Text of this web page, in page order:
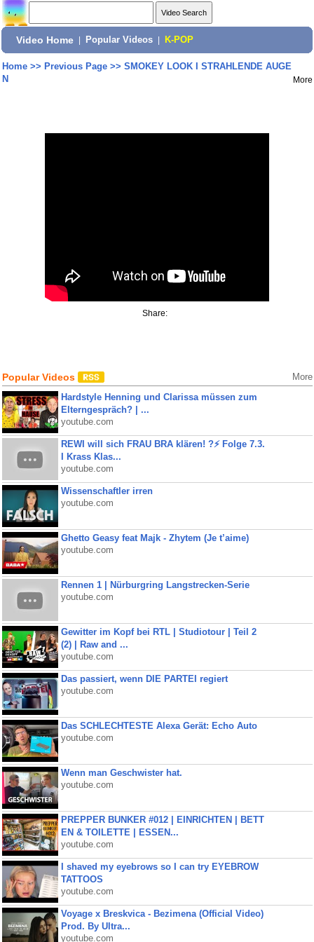
Video Home Popular Videos K-POP
Home>> Previous Page>> SMOKEY LOOK I STRAHLENDE AUGE
N
More
Share:
Popular Videos More
Hardstyle Henning und Clarissa müssen zum
Elterngespräch? | ...
youtube.com
REWI will sich FRAU BRA klären! ?⚡️ Folge 7.3.
I Krass Klas...
youtube.com
Wissenschaftler irren
youtube.com
Ghetto Geasy feat Majk - Zhytem (Je t’aime)
youtube.com
Rennen 1 | Nürburgring Langstrecken-Serie
youtube.com
Gewitter im Kopf bei RTL | Studiotour | Teil 2
(2) | Raw and ...
youtube.com
Das passiert, wenn DIE PARTEI regiert
youtube.com
Das SCHLECHTESTE Alexa Gerät: Echo Auto
youtube.com
Wenn man Geschwister hat.
youtube.com
PREPPER BUNKER #012 | EINRICHTEN | BETT
EN & TOILETTE | ESSEN...
youtube.com
I shaved my eyebrows so I can try EYEBROW
TATTOOS
youtube.com
Voyage x Breskvica - Bezimena (Official Video)
Prod. By Ultra...
youtube.com